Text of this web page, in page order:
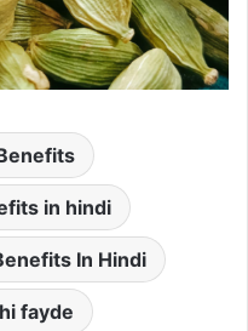
in hindi
In Hindi
fayde